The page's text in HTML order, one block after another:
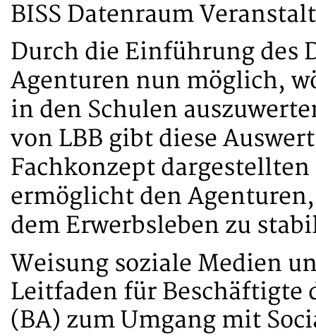
BISS Datenraum
Durch die Einführung des
Agenturen nun möglich,
in den Schulen
von LBB gibt diese
Fachkonzept
ermöglicht den
dem Erwerbsleben zu
Weisung soziale Medien
Leitfaden für Beschäftigte
(BA) zum Umgang mit